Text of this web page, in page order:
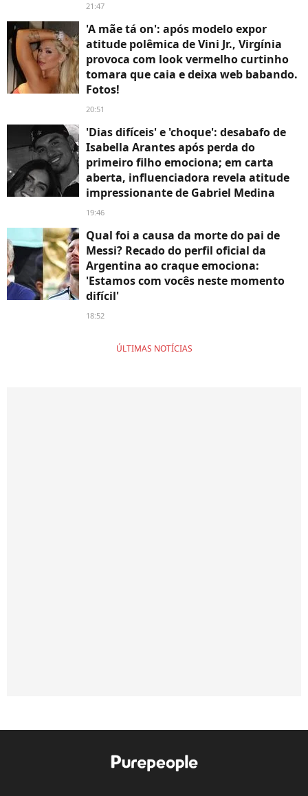
21:47
'A mãe tá on': após modelo expor
atitude polêmica de Vini Jr., Virgínia
provoca com look vermelho curtinho
tomara que caia e deixa web babando.
Fotos!
20:51
'Dias difíceis' e 'choque': desabafo de
Isabella Arantes após perda do
primeiro filho emociona; em carta
aberta, influenciadora revela atitude
impressionante de Gabriel Medina
19:46
Qual foi a causa da morte do pai de
Messi? Recado do perfil oficial da
Argentina ao craque emociona:
'Estamos com vocês neste momento
difícil'
18:52
ÚLTIMAS NOTÍCIAS